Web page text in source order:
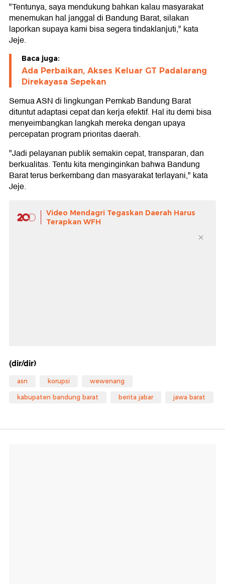
"Tentunya, saya mendukung bahkan kalau masyarakat
menemukan hal janggal di Bandung Barat, silakan
laporkan supaya kami bisa segera tindaklanjuti," kata
Jeje.
Baca juga:
Ada Perbaikan, Akses Keluar GT Padalarang
Direkayasa Sepekan
Semua ASN di lingkungan Pemkab Bandung Barat
dituntut adaptasi cepat dan kerja efektif. Hal itu demi bisa
menyeimbangkan langkah mereka dengan upaya
percepatan program prioritas daerah.
"Jadi pelayanan publik semakin cepat, transparan, dan
berkualitas. Tentu kita menginginkan bahwa Bandung
Barat terus berkembang dan masyarakat terlayani," kata
Jeje.
Video Mendagri Tegaskan Daerah Harus
Terapkan WFH
(dir/dir)
asn korupsi wewenang
kabupaten bandung barat berita jabar jawa barat